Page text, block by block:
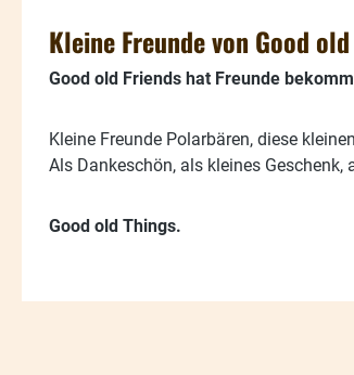
Kleine Freunde von Good
Good old Friends hat Freunde
Kleine Freunde Polarbären, diese
Als Dankeschön, als kleines
Good old Things.